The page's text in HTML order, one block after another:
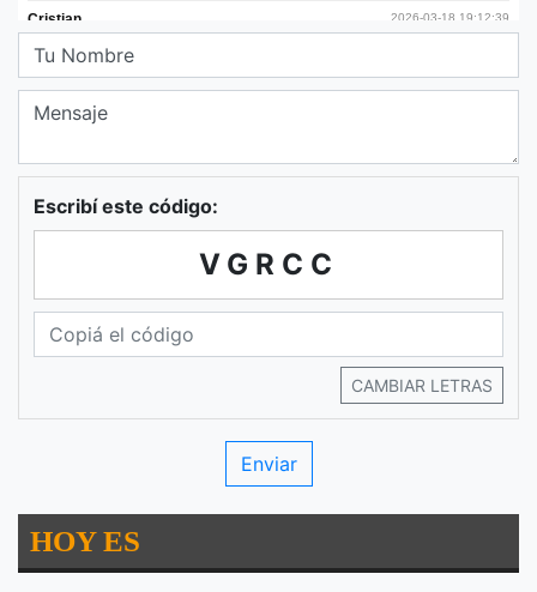
Escribí este código:
VGRCC
CAMBIAR LETRAS
HOY ES